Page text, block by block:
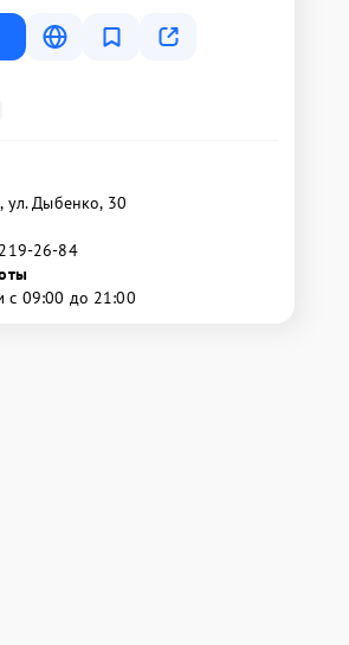
ул. Дыбенко, 30
26-84
с 09:00 до 21:00